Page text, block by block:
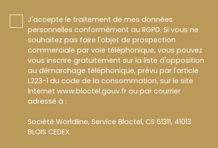
J'accepte le traitement de mes données
personnelles conformément au RGPD. Si vous ne
souhaitez pas faire l'objet de prospection
commerciale par voie téléphonique, vous pouvez
vous inscrire gratuitement sur la liste d'opposition
au démarchage téléphonique, prévu par l'article
L223-1 du code de la consommation, sur le site
Internet www.bloctel.gouv.fr ou par courrier
adressé à :
Société Worldline, Service Bloctel, CS 61311, 41013
BLOIS CEDEX.